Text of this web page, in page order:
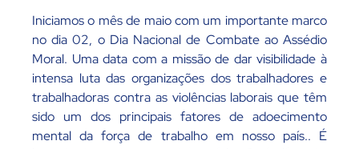
Iniciamos o mês de maio com um importante marco
no dia 02, o Dia Nacional de Combate ao Assédio
Moral. Uma data com a missão de dar visibilidade à
intensa luta das organizações dos trabalhadores e
trabalhadoras contra as violências laborais que têm
sido um dos principais fatores de adoecimento
mental da força de trabalho em nosso país.. É